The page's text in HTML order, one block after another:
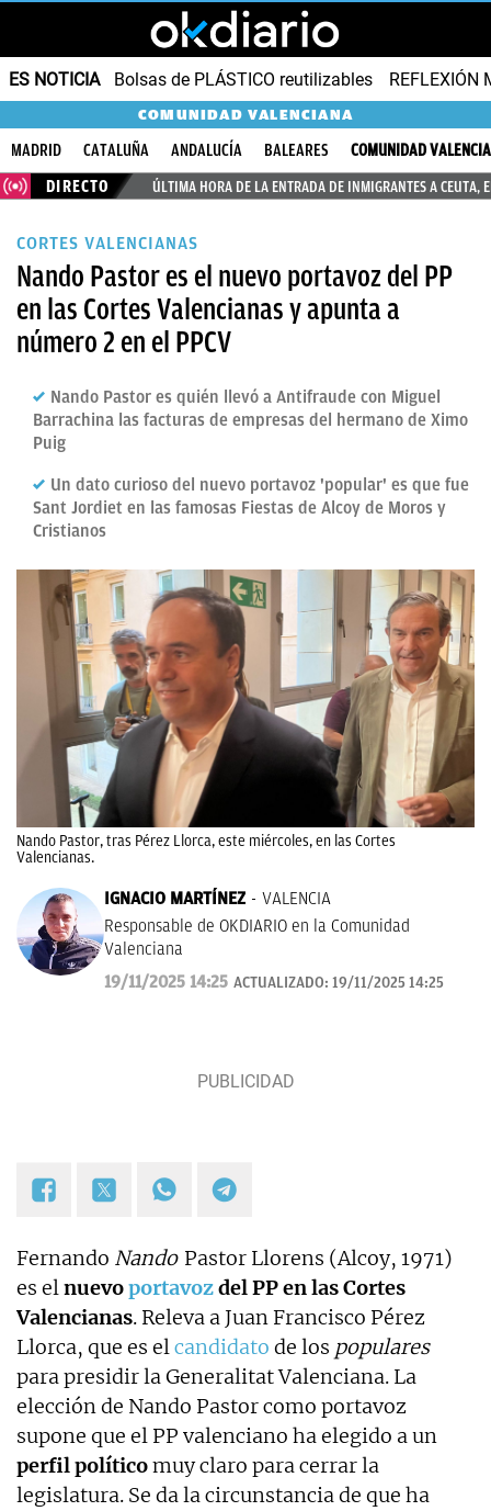
ES NOTICIA Bolsas de PLÁSTICO reutilizables REFLEXIÓN
COMUNIDAD VALENCIANA
MADRID CATALUÑA ANDALUCÍA BALEARES
COMUNIDAD
DIRECTO
ÚLTIMA HORA DE LA ENTRADA DE INMIGRANTES A CEUTA,
CORTES VALENCIANAS
Nando Pastor es el nuevo portavoz del PP
en las Cortes Valencianas y apunta a
número 2 en el PPCV
Nando Pastor es quién llevó a Antifraude con Miguel
Barrachina las facturas de empresas del hermano de Ximo
Puig
Un dato curioso del nuevo portavoz 'popular' es que fue
Sant Jordiet en las famosas Fiestas de Alcoy de Moros y
Cristianos
Nando Pastor, tras Pérez Llorca, este miércoles, en las Cortes
Valencianas.
IGNACIO MARTÍNEZ
VALENCIA
Responsable de OKDIARIO en la Comunidad
Valenciana
19/11/2025 14:25 ACTUALIZADO: 19/11/2025 14:25
Fernando Nando Pastor Llorens (Alcoy, 1971)
es elnuevoportavozdel PP en las Cortes
Valencianas. Releva a Juan Francisco Pérez
Llorca, que es elcandidato de los populares
para presidir la Generalitat Valenciana. La
elección de Nando Pastor como portavoz
supone que el PP valenciano ha elegido a un
perfil políticomuy claro para cerrar la
legislatura. Se da la circunstancia de que ha